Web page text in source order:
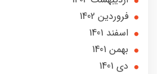
فروردین 1402
اسفند 1401
بهمن 1401
دی 1401